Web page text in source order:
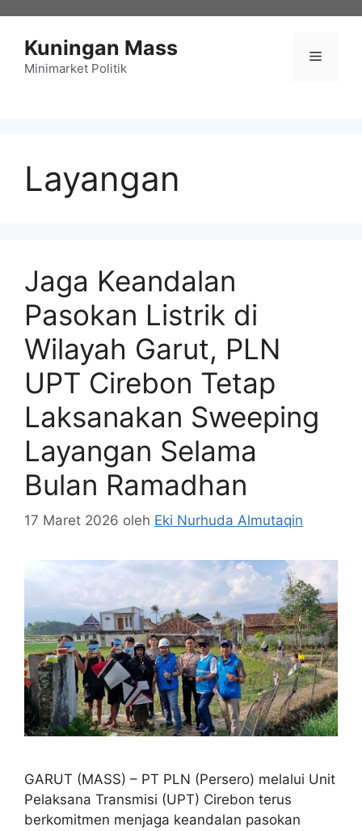
Kuningan Mass
Minimarket Politik
Menu
Layangan
Jaga Keandalan
Pasokan Listrik di
Wilayah Garut, PLN
UPT Cirebon Tetap
Laksanakan Sweeping
Layangan Selama
Bulan Ramadhan
17 Maret 2026 oleh Eki Nurhuda Almutaqin
GARUT (MASS) – PT PLN (Persero) melalui Unit
Pelaksana Transmisi (UPT) Cirebon terus
berkomitmen menjaga keandalan pasokan